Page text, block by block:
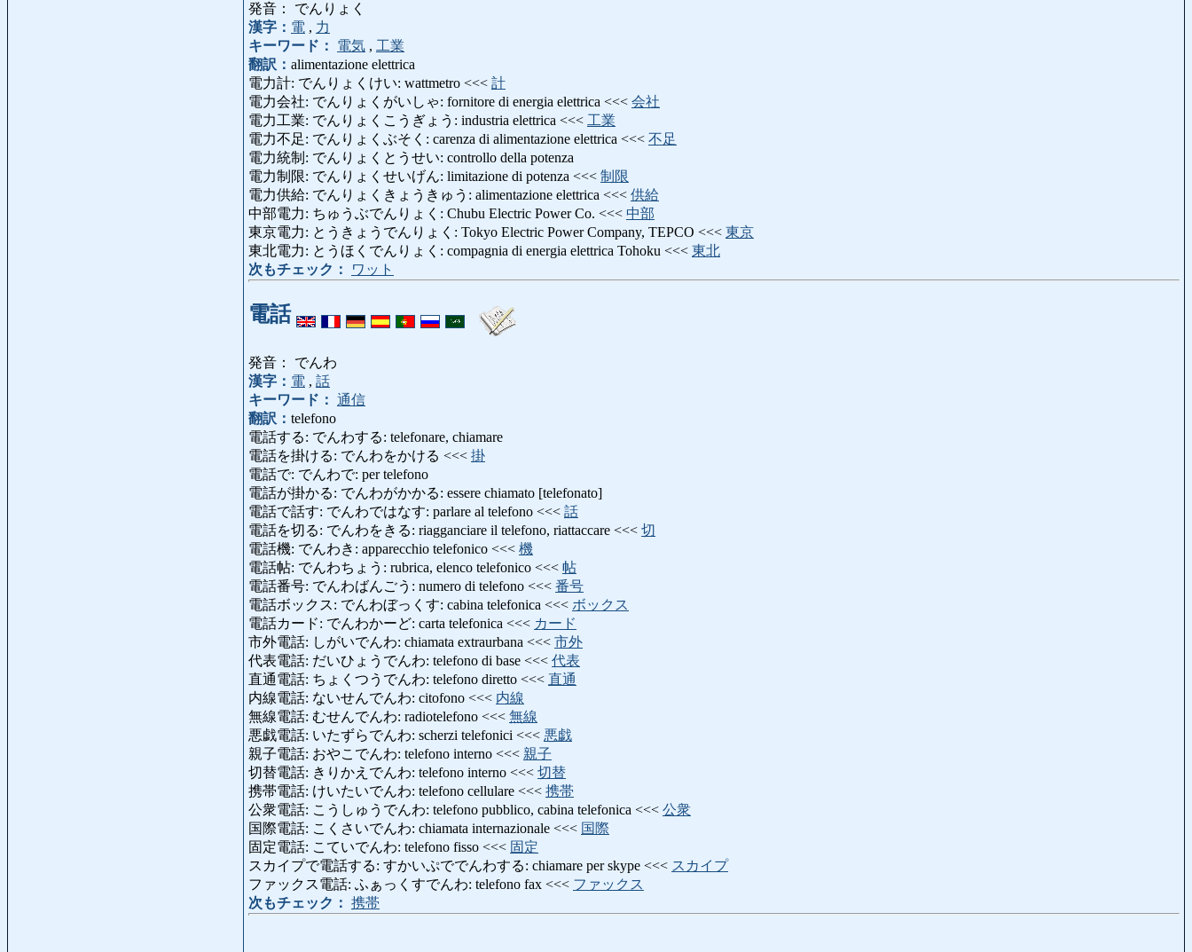
発音： でんりょく
漢字： 電 , 力
キーワード：
電気 , 工業
翻訳： alimentazione elettrica
電力計: でんりょくけい: wattmetro <<< 計
電力会社: でんりょくがいしゃ: fornitore di energia elettrica <<< 会社
電力工業: でんりょくこうぎょう: industria elettrica <<< 工業
電力不足: でんりょくぶそく: carenza di alimentazione elettrica <<< 不足
電力統制: でんりょくとうせい: controllo della potenza
電力制限: でんりょくせいげん: limitazione di potenza <<< 制限
電力供給: でんりょくきょうきゅう: alimentazione elettrica <<< 供給
中部電力: ちゅうぶでんりょく: Chubu Electric Power Co. <<< 中部
東京電力: とうきょうでんりょく: Tokyo Electric Power Company, TEPCO <<< 東京
東北電力: とうほくでんりょく: compagnia di energia elettrica Tohoku <<< 東北
次もチェック：
ワット
電話
発音： でんわ
漢字： 電 , 話
キーワード： 通信
翻訳： telefono
電話する: でんわする: telefonare, chiamare
電話を掛ける: でんわをかける <<< 掛
電話で: でんわで: per telefono
電話が掛かる: でんわがかかる: essere chiamato [telefonato]
電話で話す: でんわではなす: parlare al telefono <<< 話
電話を切る: でんわをきる: riagganciare il telefono, riattaccare <<< 切
電話機: でんわき: apparecchio telefonico <<< 機
電話帖: でんわちょう: rubrica, elenco telefonico <<< 帖
電話番号: でんわばんごう: numero di telefono <<< 番号
電話ボックス: でんわぼっくす: cabina telefonica <<< ボックス
電話カード: でんわかーど: carta telefonica <<< カード
市外電話: しがいでんわ: chiamata extraurbana <<< 市外
代表電話: だいひょうでんわ: telefono di base <<< 代表
直通電話: ちょくつうでんわ: telefono diretto <<< 直通
内線電話: ないせんでんわ: citofono <<< 内線
無線電話: むせんでんわ: radiotelefono <<< 無線
悪戯電話: いたずらでんわ: scherzi telefonici <<< 悪戯
親子電話: おやこでんわ: telefono interno <<< 親子
切替電話: きりかえでんわ: telefono interno <<< 切替
携帯電話: けいたいでんわ: telefono cellulare <<< 携帯
公衆電話: こうしゅうでんわ: telefono pubblico, cabina telefonica <<< 公衆
国際電話: こくさいでんわ: chiamata internazionale <<< 国際
固定電話: こていでんわ: telefono fisso <<< 固定
スカイプで電話する: すかいぷででんわする: chiamare per skype <<< スカイプ
ファックス電話: ふぁっくすでんわ: telefono fax <<< ファックス
次もチェック： 携帯